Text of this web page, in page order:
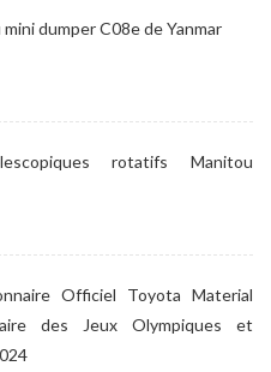
dumper C08e de Yanmar
rotatifs Manitou
Officiel Toyota Material
des Jeux Olympiques et